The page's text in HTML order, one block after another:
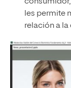
les permite
relación a